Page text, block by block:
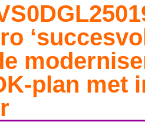
plan met